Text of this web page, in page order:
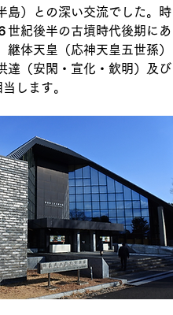
島）との深い交流でした。時
世紀後半の古墳時代後期にあ
継体天皇（応神天皇五世孫）
達（安閑・宣化・欽明）及び
します。